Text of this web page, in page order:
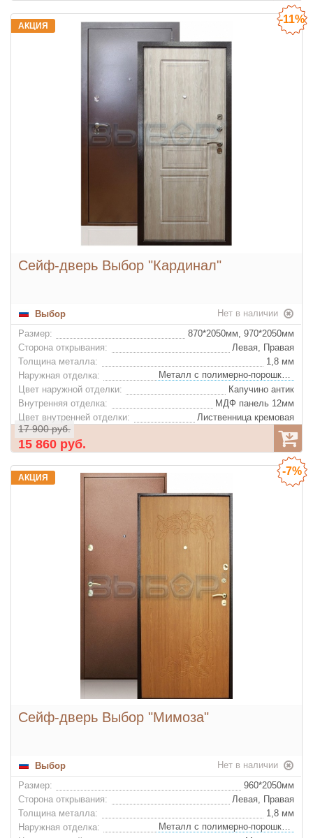
Хром
Ночная задвижка:
Да
Глазок:
Да
АКЦИЯ
-11%
Сейф-дверь Выбор "Кардинал"
Выбор
Нет в наличии
Размер:
870*2050мм, 970*2050мм
Сторона открывания:
Левая, Правая
Толщина металла:
1,8 мм
Наружная отделка:
Металл с полимерно-порошковым покрытием
Цвет наружной отделки:
Капучино антик
Внутренняя отделка:
МДФ панель 12мм
Цвет внутренней отделки:
Лиственница кремовая
Декор внутренней отделки:
Фрезеровка "Кардинал"
Утеплитель:
Базальтовая плита "IZOL LIGHT"
Хром
Ночная задвижка:
Да
Глазок:
Да
17 900 руб.
15 860 руб.
АКЦИЯ
-7%
Сейф-дверь Выбор "Мимоза"
Выбор
Нет в наличии
Размер:
960*2050мм
Сторона открывания:
Левая, Правая
Толщина металла:
1,8 мм
Наружная отделка:
Металл с полимерно-порошковым покрытием